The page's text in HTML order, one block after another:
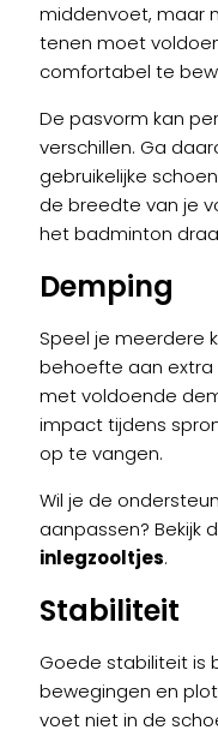
middenvoet, maar
tenen moet
comfortabel te
De pasvorm kan
verschillen. Ga
gebruikelijke
de breedte van je
het badminton
Demping
Speel je meerdere
behoefte aan extra
met voldoende
impact tijdens
op te vangen.
Wil je de
aanpassen? Bekijk
inlegzooltjes.
Stabiliteit
Goede stabiliteit is
bewegingen en
voet niet in de